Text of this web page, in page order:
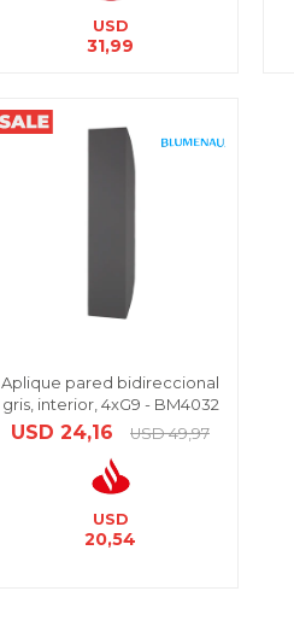
USD
31,99
Aplique pared bidireccional
gris, interior, 4xG9 - BM4032
USD 24,16 USD 49,97
USD
20,54